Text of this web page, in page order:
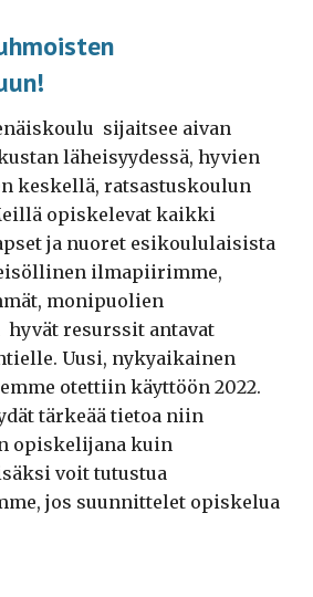
sijaitsee aivan
läheisyydessä, hyvien
keskellä, ratsastuskoulun
opiskelevat kaikki
ja nuoret esikoululaisista
ilmapiirimme,
monipuolien
resurssit antavat
Uusi, nykyaikainen
otettiin käyttöön 2022.
tärkeää tietoa niin
opiskelijana kuin
voit tutustua
jos suunnittelet opiskelua